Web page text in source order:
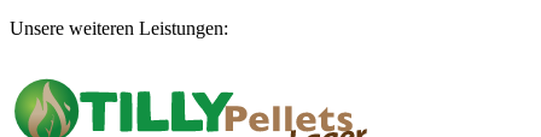
Unsere weiteren Leistungen: